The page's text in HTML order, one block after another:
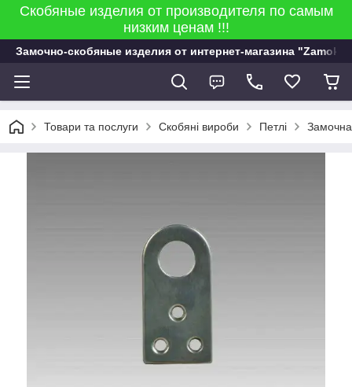
Скобяные изделия от производителя по самым
низким ценам !!!
Замочно-скобяные изделия от интернет-магазина "Zamok
Товари та послуги Скобяні вироби Петлі